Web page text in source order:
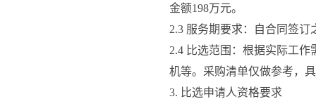
金额198万元。
2.3 服务期要求：
自合同签订
2.4 比选范围：根据实际工
机等。 采购清单仅做参考，
3. 比选申请人资格要求